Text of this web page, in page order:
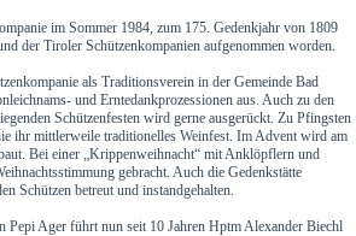
im Sommer 1984, zum 175. Gedenkjahr von 1809
der Tiroler Schützenkompanien aufgenommen worden.
als Traditionsverein in der Gemeinde Bad
und Erntedankprozessionen aus. Auch zu den
Schützenfesten wird gerne ausgerückt. Zu Pfingsten
ihr mittlerweile traditionelles Weinfest. Im Advent wird am
Bei einer „Krippenweihnacht“ mit Anklöpflern und
gebracht. Auch die Gedenkstätte
Schützen betreut und instandgehalten.
Pepi Ager führt nun seit 10 Jahren Hptm Alexander Biechl